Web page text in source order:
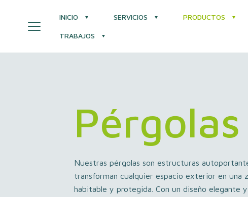
INICIO SERVICIOS PRODUCTOS
TRABAJOS
Pérgolas
Nuestras pérgolas son estructuras
transforman cualquier espacio exterior en una
habitable y protegida. Con un diseño elegante y